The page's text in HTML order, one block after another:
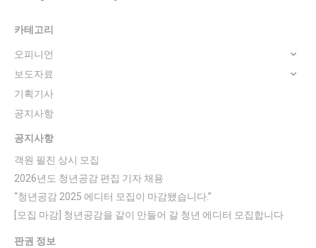
카테고리
오피니언
보도자료
기획기사
공지사항
공지사항
객원 필진 상시 모집
2026년도 청년공감 편집 기자 채용
“청년공감 2025 에디터 모집이 마감됐습니다.”
[모집 마감] 청년공감을 같이 만들어 갈 청년 에디터 모집합니다
판권 정보